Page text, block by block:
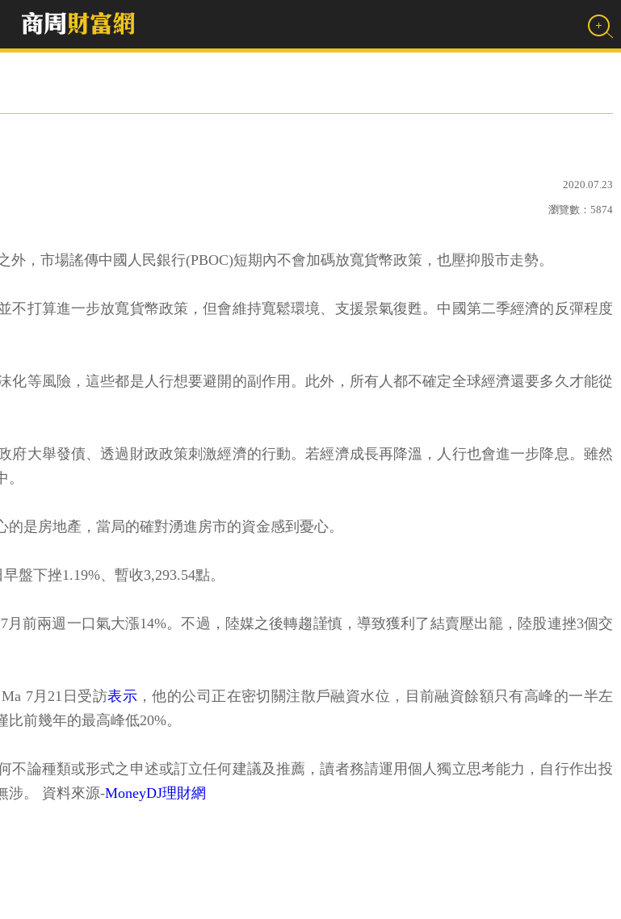
2020.07.23
瀏覽數： 5874
，市場謠傳中國人民銀行(PBOC)短期內不會加碼放寬貨幣政策，也壓抑股市走勢。
不打算進一步放寬貨幣政策，但會維持寬鬆環境、支援景氣復甦。中國第二季經濟的反彈程度
等風險，這些都是人行想要避開的副作用。此外，所有人都不確定全球經濟還要多久才能從
大舉發債、透過財政政策刺激經濟的行動。若經濟成長再降溫，人行也會進一步降息。雖然
是房地產，當局的確對湧進房市的資金感到憂心。
盤下挫1.19%、暫收3,293.54點。
月前兩週一口氣大漲14%。不過，陸媒之後轉趨謹慎，導致獲利了結賣壓出籠，陸股連挫3個交
7月21日受訪表示 ，他的公司正在密切關注散戶融資水位，目前融資餘額只有高峰的一半左
前幾年的最高峰低20%。
不論種類或形式之申述或訂立任何建議及推薦，讀者務請運用個人獨立思考能力，自行作出投
涉。 資料來源-MoneyDJ理財網